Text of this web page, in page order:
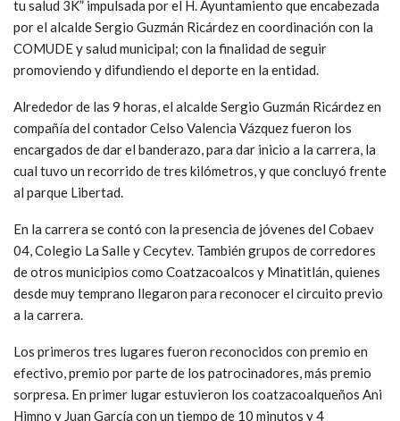
tu salud 3K” impulsada por el H. Ayuntamiento que encabezada
por el alcalde Sergio Guzmán Ricárdez en coordinación con la
COMUDE y salud municipal; con la finalidad de seguir
promoviendo y difundiendo el deporte en la entidad.
Alrededor de las 9 horas, el alcalde Sergio Guzmán Ricárdez en
compañía del contador Celso Valencia Vázquez fueron los
encargados de dar el banderazo, para dar inicio a la carrera, la
cual tuvo un recorrido de tres kilómetros, y que concluyó frente
al parque Libertad.
En la carrera se contó con la presencia de jóvenes del Cobaev
04, Colegio La Salle y Cecytev. También grupos de corredores
de otros municipios como Coatzacoalcos y Minatitlán, quienes
desde muy temprano llegaron para reconocer el circuito previo
a la carrera.
Los primeros tres lugares fueron reconocidos con premio en
efectivo, premio por parte de los patrocinadores, más premio
sorpresa. En primer lugar estuvieron los coatzacoalqueños Ani
Himno y Juan García con un tiempo de 10 minutos y 4